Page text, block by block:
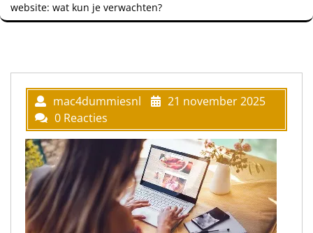
website: wat kun je verwachten?
mac4dummiesnl
21 november 2025
0 Reacties